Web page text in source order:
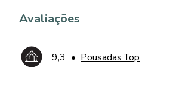
Avaliações
9,3 • Pousadas Top